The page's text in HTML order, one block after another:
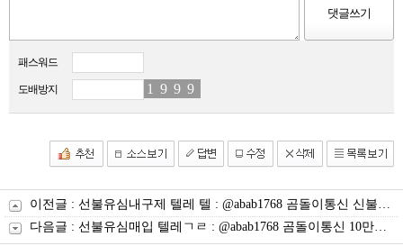
패스워드
도배방지 1 91 93 91
이전글 : 선불유심내구제 텔레 텔 : @abab1768 곰돌이통신 신불자연체자대출 개인선불폰유심매입문의 비대면유심개통문의 선불유심 매입 신용불량자선불폰
다음글 : 선불유심매입 텔레ㄱㄹ : @abab1768 곰돌이통신 10만원즉시대출 내구제소액20만원 내구제시세리스트 100만원 무조건 대출 광명 청소년당일소액급전해결